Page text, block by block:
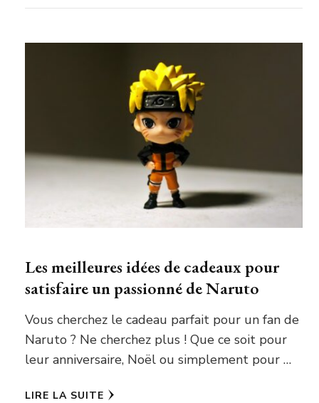
Les meilleures idées de cadeaux pour
satisfaire un passionné de Naruto
Vous cherchez le cadeau parfait pour un fan de
Naruto ? Ne cherchez plus ! Que ce soit pour
leur anniversaire, Noël ou simplement pour …
LIRE LA SUITE